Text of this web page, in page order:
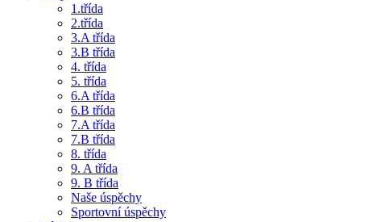
1.třída
2.třída
3.A třída
3.B třída
4. třída
5. třída
6.A třída
6.B třída
7.A třída
7.B třída
8. třída
9. A třída
9. B třída
Naše úspěchy
Sportovní úspěchy